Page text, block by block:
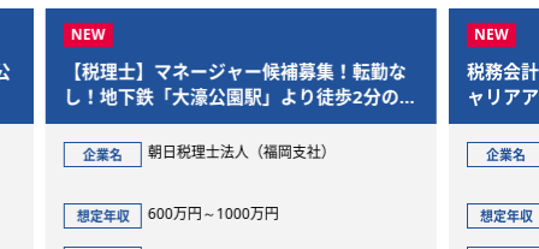
税務会計スタッフ/老舗大手税理士法人でキ
ャリアアップを目指しませんか？
企業名 税理士法人ゆびすい（福岡支店）
想定年収 350万円～550万円
天神
企
想定